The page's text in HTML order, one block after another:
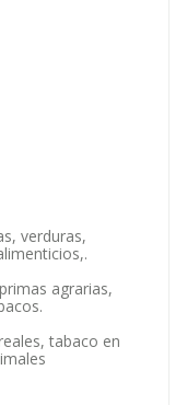
verduras,
agrarias,
tabaco en